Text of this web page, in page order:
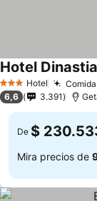
3 Estrellas
Hotel
Hotel Dinastia
6,6 3.391
De $
Mira precios de